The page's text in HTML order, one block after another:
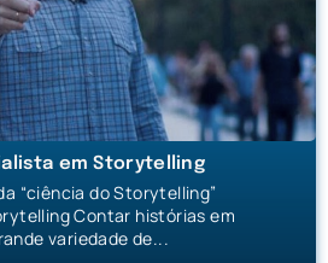
em Storytelling
“ciência do Storytelling”
Contar histórias em
variedade de...